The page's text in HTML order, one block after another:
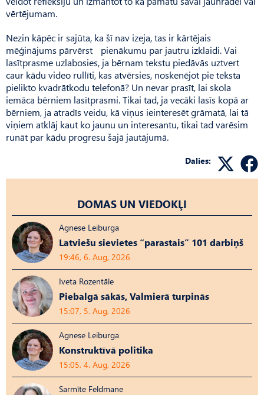
vērtējumam.
Nezin kāpēc ir sajūta, ka šī nav izeja, tas ir kārtējais
mēģinājums pārvērst pienākumu par jautru izklaidi. Vai
lasītprasme uzlabosies, ja bērnam tekstu piedāvās uztvert
caur kādu video rullīti, kas atvērsies, noskenējot pie teksta
pielikto kvadrātkodu telefonā? Un nevar prasīt, lai skola
iemāca bērniem lasītprasmi. Tikai tad, ja vecāki lasīs kopā ar
bērniem, ja atradīs veidu, kā viņus ieinteresēt grāmatā, lai tā
viņiem atklāj kaut ko jaunu un interesantu, tikai tad varēsim
runāt par kādu progresu šajā jautājumā.
Dalies:
DOMAS UN VIEDOKĻI
Agnese Leiburga
Latviešu sievietes “parastais” 101 darbiņš
19:46, 6. Aug, 2026
Iveta Rozentāle
Piebalgā sākās, Valmierā turpinās
15:07, 5. Aug, 2026
Agnese Leiburga
Konstruktīvā politika
15:05, 4. Aug, 2026
Sarmīte Feldmane